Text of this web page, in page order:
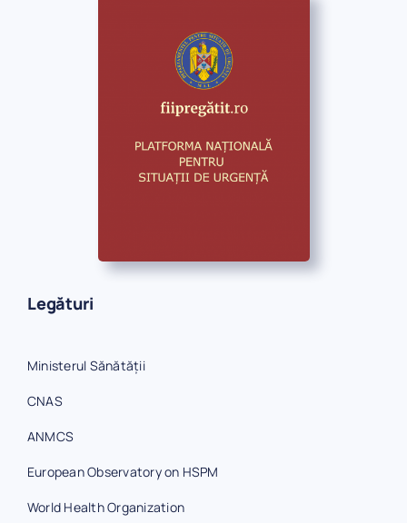
Legături
Ministerul Sănătății
CNAS
ANMCS
European Observatory on HSPM
World Health Organization